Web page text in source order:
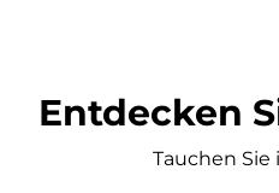
Entdecken
Tauchen